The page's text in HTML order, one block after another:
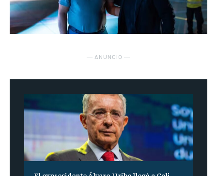
― ANUNCIO ―